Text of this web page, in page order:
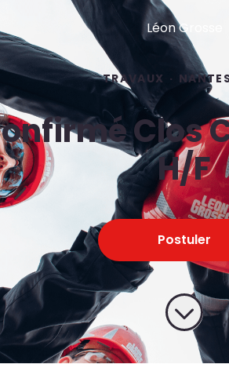
Léon Grosse
TRAVAUX ·
Clos
H/F
Postuler